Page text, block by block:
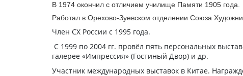
В 1974 окончил с отличием училище Памяти 1905 года.
Работал в Орехово-Зуевском отделении Союза
Член СХ России с 1995 года.
С 1999 по 2004 гг. провёл пять персональных
галерее «Импрессия» (Гостиный Двор) и др.
Участник международных выставок в Китае.